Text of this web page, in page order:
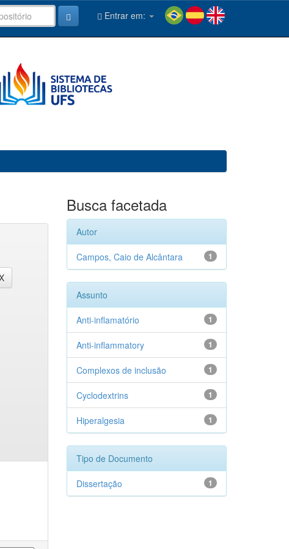
Entrar em:
Busca facetada
Autor
1
Campos, Caio de Alcântara
Assunto
1
Anti-inflamatório
1
Anti-inflammatory
1
Complexos de inclusão
1
Cyclodextrins
1
Hiperalgesia
Tipo de Documento
1
Dissertação